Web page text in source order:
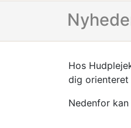
Hos
dig orienteret
Nedenfor